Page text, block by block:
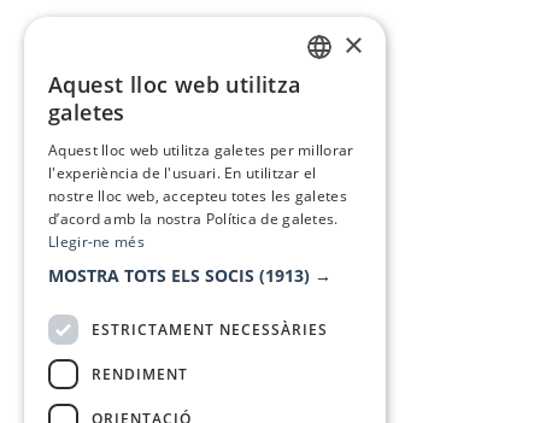
×
Aquest lloc web utilitza
galetes
Aquest lloc web utilitza galetes per millorar
l'experiència de l'usuari. En utilitzar el
nostre lloc web, accepteu totes les galetes
d’acord amb la nostra Política de galetes.
Llegir-ne més
MOSTRA TOTS ELS SOCIS (1913) →
ESTRICTAMENT NECESSÀRIES
RENDIMENT
ORIENTACIÓ